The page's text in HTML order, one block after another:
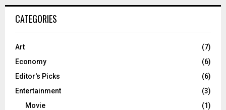
CATEGORIES
Art
(7)
Economy
(6)
Editor's Picks
(6)
Entertainment
(3)
Movie
(1)